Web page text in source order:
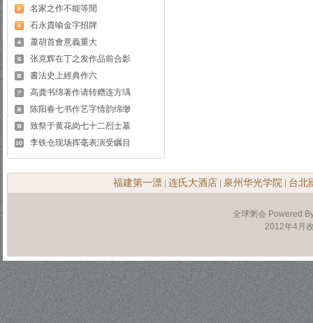
名家之作不能等閒
石永貴喻金字招牌
蕭胡首會意義重大
张克辉在丁之发作品前合影
書法史上經典作六
高龚书绵著作请转赠连方瑀
陈阳春七书作艺字情韵绵缈
致祭于黄花岗七十二烈士墓
李铁仓现场挥毫表演受瞩目
福建第一漂 连氏大酒店 泉州华光学院 台北
全球粥会 Powered
2012年4月